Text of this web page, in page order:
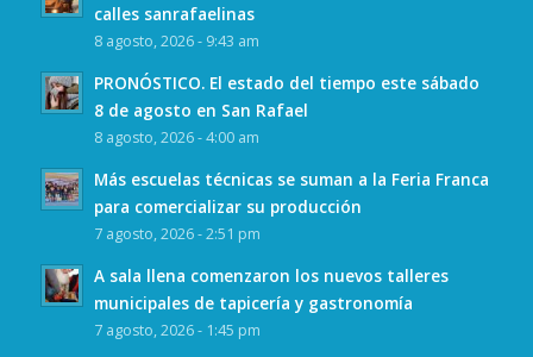
calles sanrafaelinas
8 agosto, 2026 - 9:43 am
PRONÓSTICO. El estado del tiempo este sábado
8 de agosto en San Rafael
8 agosto, 2026 - 4:00 am
Más escuelas técnicas se suman a la Feria Franca
para comercializar su producción
7 agosto, 2026 - 2:51 pm
A sala llena comenzaron los nuevos talleres
municipales de tapicería y gastronomía
7 agosto, 2026 - 1:45 pm